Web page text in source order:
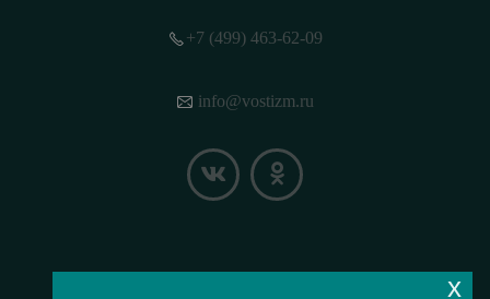
+7 (499) 463-62-09
info@vostizm.ru
x